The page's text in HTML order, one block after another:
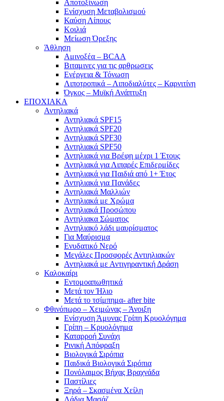
Αποτοξίνωση
Ενίσχυση Μεταβολισμού
Καύση Λίπους
Κοιλιά
Μείωση Όρεξης
Άθληση
Αμινοξέα – BCAA
Βιταμινες για τις αρθρωσεις
Ενέργεια & Τόνωση
Λιποτροπικά – Λιποδιαλύτες – Καρνιτίνη
Όγκος – Μυϊκή Ανάπτυξη
ΕΠΟΧΙΑΚΑ
Αντηλιακά
Αντηλιακά SPF15
Αντηλιακά SPF20
Αντηλιακά SPF30
Αντηλιακά SPF50
Αντηλιακά για Βρέφη μέχρι 1 Έτους
Αντηλιακά για Λιπαρές Επιδερμίδες
Αντηλιακά για Παιδιά από 1+ Έτος
Αντηλιακά για Πανάδες
Αντηλιακά Μαλλιών
Αντηλιακά με Χρώμα
Αντηλιακά Προσώπου
Αντηλιακα Σώματος
Αντηλιακό λάδι μαυρίσματος
Για Μαύρισμα
Ενυδατικό Νερό
Μεγάλες Προσφορές Αντιηλιακών
Αντηλιακά με Αντιγηραντική Δράση
Καλοκαίρι
Εντομοαπωθητικά
Μετά τον Ήλιο
Μετά το τσίμπημα- after bite
Φθινόπωρο – Χειμώνας – Άνοιξη
Ενίσχυση Άμυνας Γρίπη Κρυολόγημα
Γρίπη – Κρυολόγημα
Καταρροή Συνάχι
Ρινική Απόφραξη
Βιολογικά Σιρόπια
Παιδικά Βιολογικά Σιρόπια
Πονόλαιμος Βήχας Βραχνάδα
Παστίλιες
Ξηρά – Σκασμένα Χείλη